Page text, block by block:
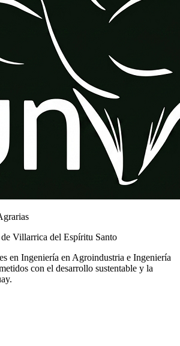
Villarrica del Espíritu Santo
en Ingeniería en Agroindustria e Ingeniería
con el desarrollo sustentable y la